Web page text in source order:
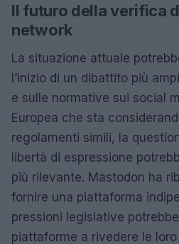
Il futuro della verifica
network
La situazione attuale
l’inizio di un dibattito più
e sulle normative sui social
Europea che sta
regolamenti simili, la
libertà di espressione
più rilevante. Mastodon ha
fornire una piattaforma
pressioni legislative
piattaforme a rivedere le